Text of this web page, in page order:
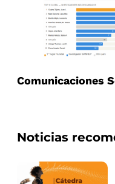
Noticias
Comunicaciones